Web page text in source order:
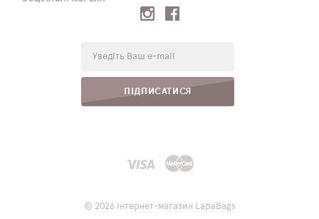
ПІДПИСАТИСЯ
© 2026 Інтернет-магазин LapaBags